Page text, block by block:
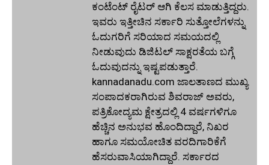
ಕಂಟೆಂಟ್ ರೈಟರ್ ಆಗಿ ಕೆಲಸ ಮಾಡುತ್ತಿದ್ದರು.
ಇವರು ಇತ್ತೀಚಿನ ಸರ್ಕಾರಿ ಸುತ್ತೋಲೆಗಳನ್ನು
ಓದುಗರಿಗೆ ಸರಿಯಾದ ಸಮಯದಲ್ಲಿ
ನೀಡುವುದು ಡಿಜಿಟಲ್ ಸಾಕ್ಷರತೆಯ ಬಗ್ಗೆ
ಓದುವುದನ್ನು ಇಷ್ಟಪಡುತ್ತಾರೆ.
kannadanadu.com ಜಾಲತಾಣದ ಮುಖ್ಯ
ಸಂಪಾದಕರಾಗಿರುವ ಶಿವರಾಜ್ ಅವರು,
ಪತ್ರಿಕೋದ್ಯಮ ಕ್ಷೇತ್ರದಲ್ಲಿ 4 ವರ್ಷಗಳಿಗೂ
ಹೆಚ್ಚಿನ ಅನುಭವ ಹೊಂದಿದ್ದಾರೆ, ನಿಖರ
ಹಾಗೂ ಸಮಯೋಚಿತ ವರದಿಗಾರಿಕೆಗೆ
ಹೆಸರುವಾಸಿಯಾಗಿದ್ದಾರೆ. ಸರ್ಕಾರದ